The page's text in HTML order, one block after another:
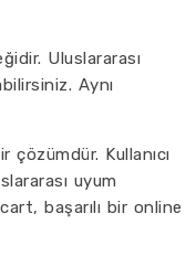
Uluslararası
Aynı
Kullanıcı
uyum
başarılı bir online